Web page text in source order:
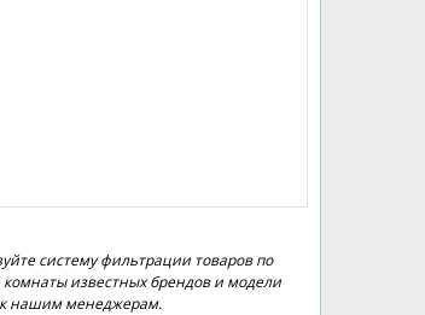
систему фильтрации товаров по
комнаты известных брендов и модели
к нашим менеджерам.